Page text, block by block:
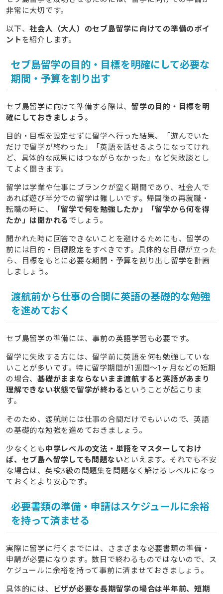
非常に大切です。
以下、社会人（大人）のセブ島留学に向けての準備のポイ
ント を紹介します。
セブ島留学の目的・目標を明確にして必要な
期間・予算を割り出す
セブ島留学に向けて準備する際は、 留学の目的・目標を明
確にしておきましょう 。
目的・目標を設定せずに留学へ行った結果、「遊んでいた
だけで留学が終わった」「英語を話せるようになってけれ
ど、具体的な成果にはつながらなかった」など失敗談とし
てよく聞きます。
留学は学業や仕事にブランクが空く期間であり、社会人で
あれば遊び半分での留学は難しいです。帰国後の再就職・
転職の時に、
「留学で何を勉強したか」「留学から何を得
たか」は聞かれる でしょう。
聞かれた時に回答できないことを避けるためにも、留学の
前には目的・目標設定をすべきです。具体的な目標が立った
ら、目標をもとに必要な期間・予算を割り出し留学を計画
しましょう。
渡航前から仕事の合間に英語の基礎的な勉強
を進めておく
セブ島留学の準備には、事前の英語学習も必要です。
留学に失敗する方には、留学前に英語を何も勉強していな
いことが多いです。特に留学期間が1週間〜1ヶ月などの短期
の場合、 基礎がままならないまま渡航すると英語があまり
理解できない状態で留学が終わる ということが起こりま
す。
そのため、渡航前には仕事の合間だけでもいいので、英語
の基礎的な勉強を進めておきましょう。
少なくとも 中学レベルの文法・単語をマスターしておけ
ば、セブ島へ留学しても問題ないといえます。それでも不安
な場合は、英検3級の問題集を問題なく解けるレベルになっ
ておくとより安心です。
必要書類の準備・申請はスケジュールに余裕
を持って済ませる
実際に留学に行くまでには、さまざまな必要書類の準備・
申請が必要になります。数日で終わるものではないので、ス
ケジュールに余裕を持って事前に済ませておきましょう。
具体的には、
ビザが必要な長期留学の場合は半年前、短期